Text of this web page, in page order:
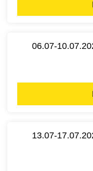
06.07-
13.07-